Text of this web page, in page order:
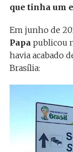
que tinha um
Em junho de
Papa publicou
havia acabado
Brasília: